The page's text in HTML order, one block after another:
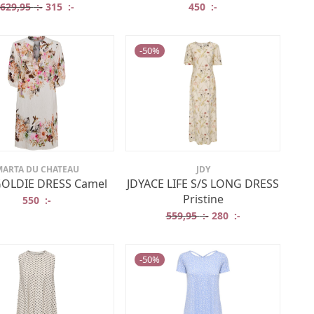
459,95 :-.
är: 230 :-.
629,95:- Det ursprungliga priset var: 629,95 :-.
315 :-Det nuvarande priset är: 315 :-.
450 :-
DU CHATEAU
DRESS Camel
550 :-
-50%
JDY
JDYACE LIFE S/S LONG DRESS
Pristine
559,95:- Det ursprungliga
280 :-Det
-50%